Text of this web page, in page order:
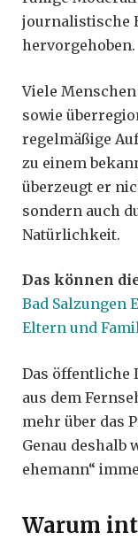
journalistische
hervorgehoben.
Viele
sowie
regelmäßige
zu einem
überzeugt er
sondern auch
Natürlichkeit.
Das können
Bad Salzungen
Eltern und
Das öffentliche
aus dem
mehr über das
Genau deshalb
ehemann“
Warum